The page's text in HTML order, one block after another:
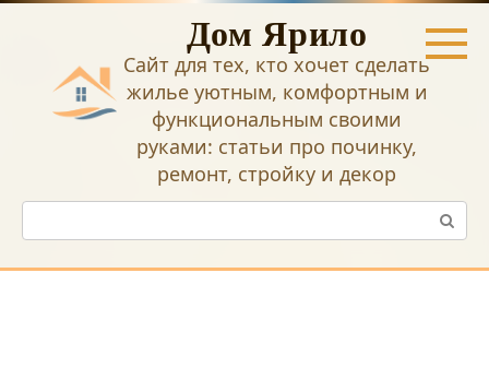
Перейти
Дом Ярило
Сайт для тех, кто хочет сделать
жилье уютным, комфортным и
функциональным своими
руками: статьи про починку,
ремонт, стройку и декор
Поиск: